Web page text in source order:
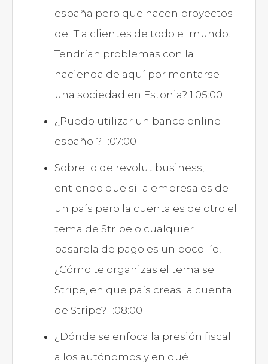
españa pero que hacen proyectos
de IT a clientes de todo el mundo.
Tendrían problemas con la
hacienda de aquí por montarse
una sociedad en Estonia? 1:05:00
¿Puedo utilizar un banco online
español? 1:07:00
Sobre lo de revolut business,
entiendo que si la empresa es de
un país pero la cuenta es de otro el
tema de Stripe o cualquier
pasarela de pago es un poco lío,
¿Cómo te organizas el tema se
Stripe, en que país creas la cuenta
de Stripe? 1:08:00
¿Dónde se enfoca la presión fiscal
a los autónomos y en qué